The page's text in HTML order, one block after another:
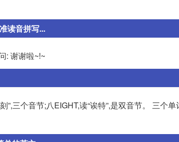
读音拼写...
: 谢谢啦~!~
”,三个音节;八EIGHT,读“诶特”,是双音节。 三个